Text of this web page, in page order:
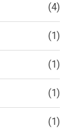
(4)
(1)
(1)
(1)
(1)